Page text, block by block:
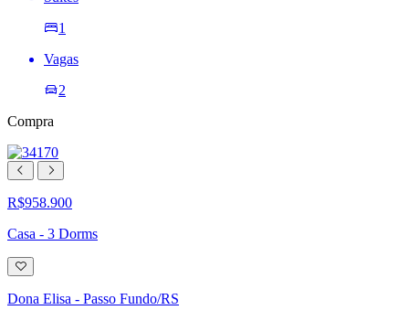
1
Vagas
2
Compra
R$958.900
Casa - 3 Dorms
Adicionar
à
lista
de
Dona Elisa - Passo Fundo/RS